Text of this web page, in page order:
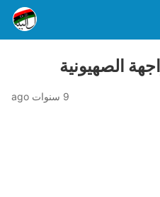
الصهيونية
9 سنوات ago